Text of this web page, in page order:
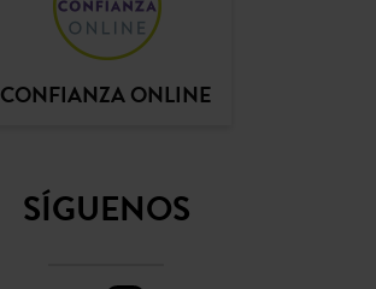
CONFIANZA ONLINE
SÍGUENOS